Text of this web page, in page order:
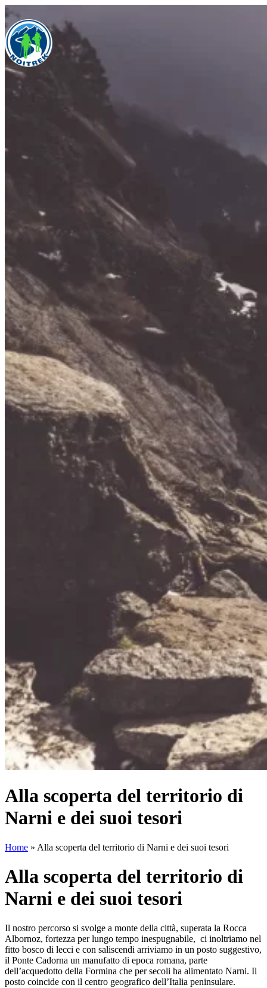
Alla scoperta del territorio di
Narni e dei suoi tesori
Home » Alla scoperta del territorio di Narni e dei suoi tesori
Alla scoperta del territorio di
Narni e dei suoi tesori
Il nostro percorso si svolge a monte della città, superata la Rocca
Albornoz, fortezza per lungo tempo inespugnabile, ci inoltriamo nel
fitto bosco di lecci e con saliscendi arriviamo in un posto suggestivo,
il Ponte Cadorna un manufatto di epoca romana, parte
dell’acquedotto della Formina che per secoli ha alimentato Narni. Il
posto coincide con il centro geografico dell’Italia peninsulare.